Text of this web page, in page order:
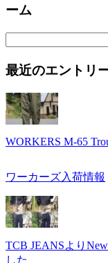
ーム
最近のエントリ
WORKERS M-65
ワーカーズ入荷情報
TCB JEANSよりNew
した